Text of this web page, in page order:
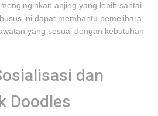
anjing yang lebih santai.
ini dapat membantu pemelihara
yang sesuai dengan kebutuhan
dan
Doodles